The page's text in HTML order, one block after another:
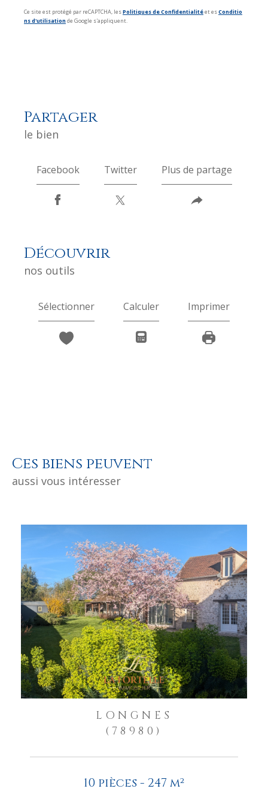
Ce site est protégé par reCAPTCHA, lesPolitiques de Confidentialitéet esConditio
ns d'utilisation de Google s'appliquent.
partager
le bien
Facebook Twitter Plus de partage
découvrir
nos outils
Sélectionner Calculer Imprimer
Ces biens peuvent
aussi vous intéresser
LONGNES
(78980)
10 pièces - 247 m²